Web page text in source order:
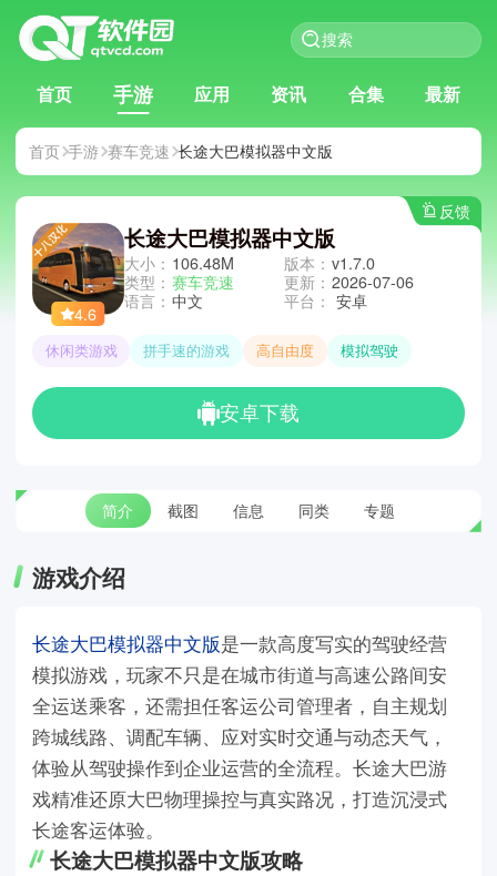
首页 手游 应用 资讯 合集 最新
首页 手游 赛车竞速 长途大巴模拟器中文版
反馈
4.6
长途大巴模拟器中文版
大小： 106.48M
类型： 赛车竞速
语言： 中文
版本： v1.7.0
更新： 2026-07-06
平台： 安卓
休闲类游戏 拼手速的游戏 高自由度 模拟驾驶
安卓下载
简介 截图 信息 同类 专题
游戏介绍
长途大巴模拟器中文版是一款高度写实的驾驶经营
模拟游戏，玩家不只是在城市街道与高速公路间安
全运送乘客，还需担任客运公司管理者，自主规划
跨城线路、调配车辆、应对实时交通与动态天气，
体验从驾驶操作到企业运营的全流程。长途大巴游
戏精准还原大巴物理操控与真实路况，打造沉浸式
长途客运体验。
长途大巴模拟器中文版攻略